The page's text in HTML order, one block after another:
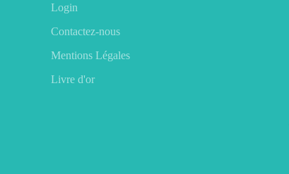
Login
Contactez-nous
Mentions Légales
Livre d'or